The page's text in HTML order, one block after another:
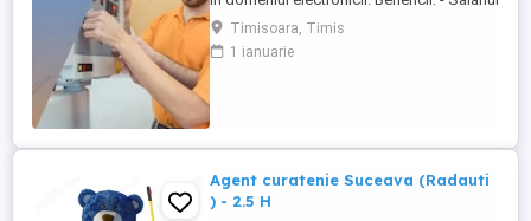
- 5200 (in functie de experienta in
domeniul electronicii); - Tichete de masa
de 35 de lei zi lucratoare; - Mediu de lucru
Timisoara, Timis
1 ianuarie
Agent curatenie Suceava (Radauti
) - 2.5 H